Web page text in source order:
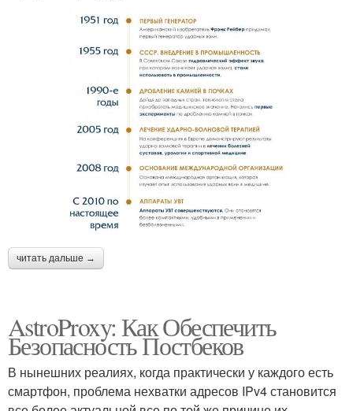
читать дальше →
AstroProxy: Как Обеспечить
Безопасность Постбеков
В нынешних реалиях, когда практически у каждого есть
смартфон, проблема нехватки адресов IPv4 становится